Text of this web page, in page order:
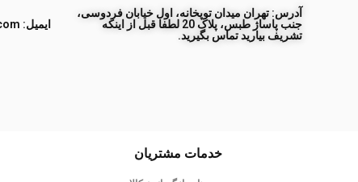
آدرس: تهران میدان توپخانه، اول خیابان فردوسی،
جنب پاساژ طبس، پلاک 20 لطفا قبل از اینکه
تشریف بیارید تماس بگیرید.
ایمیل: momenpakhsh1@gmail.com
خدمات مشتریان